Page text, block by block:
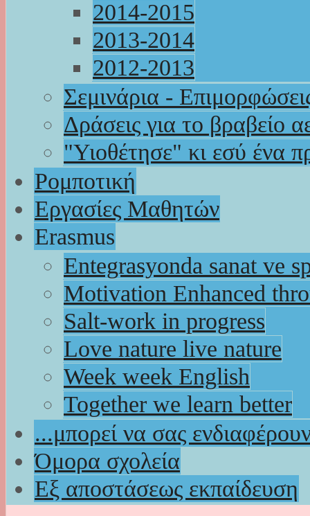
2014-2015
2013-2014
2012-2013
Σεμινάρια -
Δράσεις για το βραβείο
"Υιοθέτησε" κι εσύ ένα
Ρομποτική
Εργασίες Μαθητών
Erasmus
Entegrasyonda sanat ve
Motivation Enhanced
Salt-work in progress
Love nature live nature
Week week English
Together we learn better
...μπορεί να σας
Όμορα σχολεία
Εξ αποστάσεως εκπαίδευση